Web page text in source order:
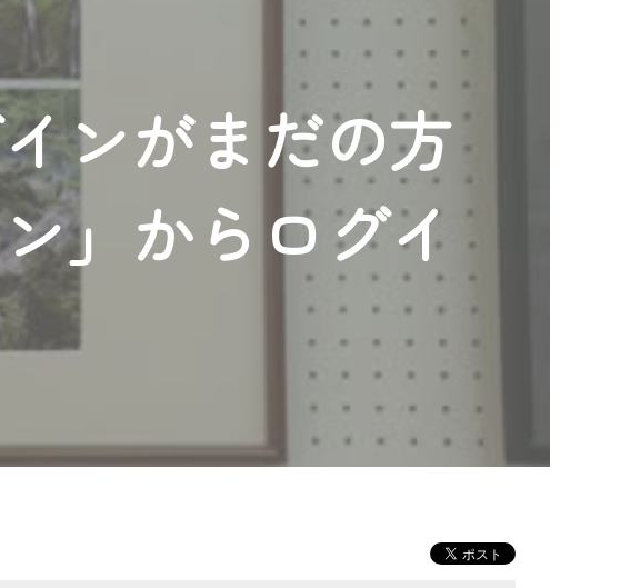
ンがまだの方
」からログイ
なります。
IDです。
。